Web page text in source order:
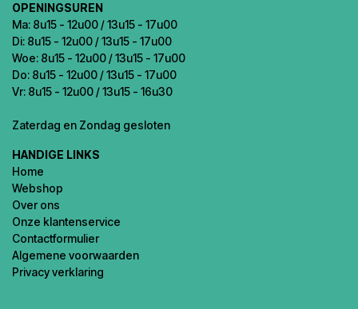
OPENINGSUREN
Ma: 8u15 - 12u00 / 13u15 - 17u00
Di: 8u15 - 12u00 / 13u15 - 17u00
Woe: 8u15 - 12u00 / 13u15 - 17u00
Do: 8u15 - 12u00 / 13u15 - 17u00
Vr: 8u15 - 12u00 / 13u15 - 16u30
Zaterdag en Zondag gesloten
HANDIGE LINKS
Home
Webshop
Over ons
Onze klantenservice
Contactformulier
Algemene voorwaarden
Privacy verklaring